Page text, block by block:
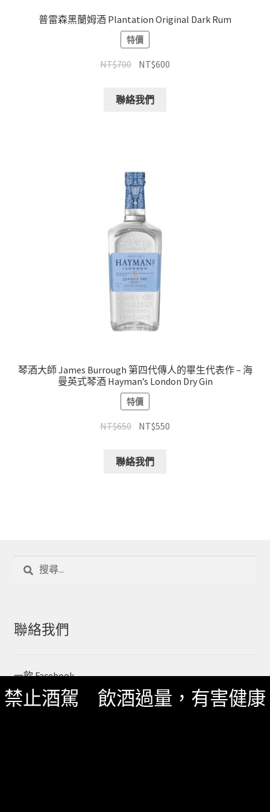
普雷森黑蘭姆酒 Plantation Original Dark Rum
特價
NT$700 NT$600
聯絡我們
琴酒大師 James Burrough 第四代傳人的畢生代表作 – 海
曼英式琴酒 Hayman’s London Dry Gin
特價
NT$650 NT$550
聯絡我們
字:
聯絡我們
一飲 Facebook
一飲 LINE@
禁止酒駕 飲酒過量，有害健康